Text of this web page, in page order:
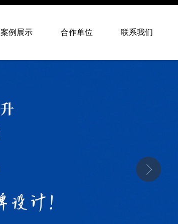
案例展示 合作单位 联系我们